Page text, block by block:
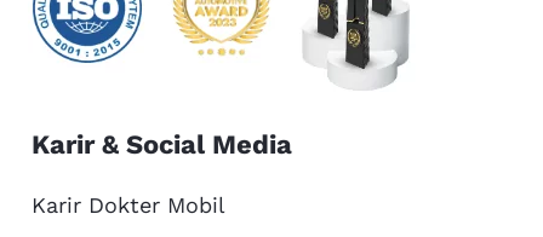
Karir & Social Media
Karir Dokter Mobil